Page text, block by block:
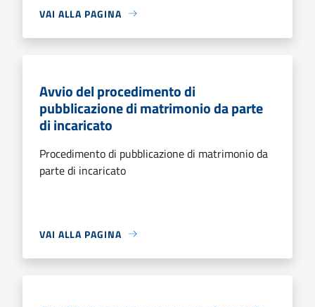
VAI ALLA PAGINA
Avvio del procedimento di
pubblicazione di matrimonio da parte
di incaricato
Procedimento di pubblicazione di matrimonio da
parte di incaricato
VAI ALLA PAGINA